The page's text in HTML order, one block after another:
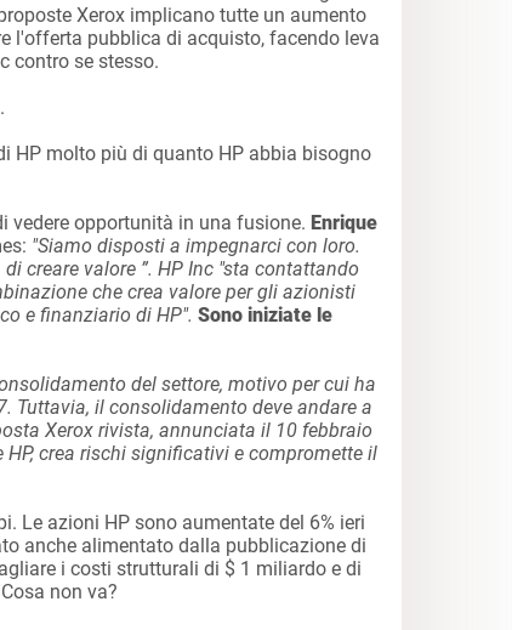
Xerox implicano tutte un aumento
l'offerta pubblica di acquisto, facendo leva
contro se stesso.
HP molto più di quanto HP abbia bisogno
vedere opportunità in una fusione. Enrique
"Siamo disposti a impegnarci con loro.
creare valore ”. HP Inc "sta contattando
che crea valore per gli azionisti
e finanziario di HP". Sono iniziate le
del settore, motivo per cui ha
Tuttavia, il consolidamento deve andare a
Xerox rivista, annunciata il 10 febbraio
crea rischi significativi e compromette il
Le azioni HP sono aumentate del 6% ieri
anche alimentato dalla pubblicazione di
i costi strutturali di $ 1 miliardo e di
non va?